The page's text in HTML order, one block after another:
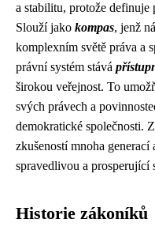
a stabilitu, protože
Slouží jako kompas, jenž
komplexním světě práva a
právní systém stává
širokou veřejnost. To
svých právech a
demokratické společnosti.
zkušeností mnoha
spravedlivou a prosperující
Historie zákoníků